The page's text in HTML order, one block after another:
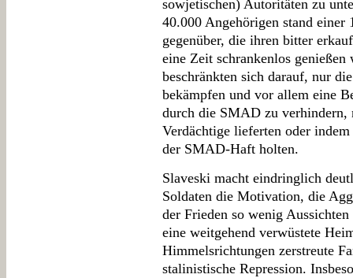
sowjetischen) Autoritäten zu
40.000 Angehörigen stand
gegenüber, die ihren bitter
eine Zeit schrankenlos
beschränkten sich darauf, nur
bekämpfen und vor allem eine
durch die SMAD zu
Verdächtige lieferten oder
der SMAD-Haft holten.
Slaveski macht eindringlich
Soldaten die Motivation, die
der Frieden so wenig
eine weitgehend verwüstete
Himmelsrichtungen zerstreute
stalinistische Repression.